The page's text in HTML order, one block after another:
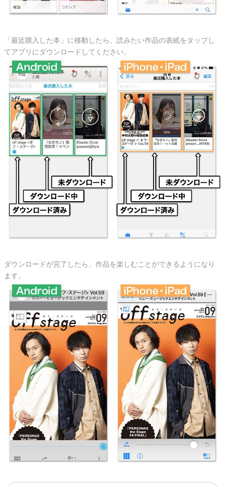
「最近購入した本」に移動したら、読みたい作品の表紙をタップし
てアプリにダウンロードしてください。
ダウンロードが完了したら、作品を楽しむことができるようになり
ます。